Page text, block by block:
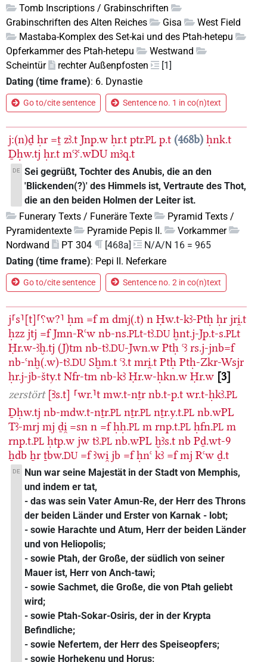
Tomb Inscriptions / Grabinschriften
Grabinschriften des Alten Reiches
Gisa
West Field
Mastaba-Komplex des Set-kai und des Ptah-hetepu
Opferkammer des Ptah-hetepu
Westwand
Scheintür
rechter Außenpfosten
[1]
Dating (time frame): 6. Dynastie
Go to/cite sentence Sentence no. 1 in co(n)text
j:(n)ḏ ḥr =ṯ zꜣ.t Jnp.w ḥr.t ptr.PL p.t 468b ḥnk.t
Ḏḥw.tj ḥr.t mꜥꜣꜥ.wDU mꜣq.t
DE
Sei gegrüßt, Tochter des Anubis, die an den
'Blickenden(?)' des Himmels ist, Vertraute des Thot,
die an den beiden Holmen der Leiter ist.
Funerary Texts / Funeräre Texte
Pyramid Texts /
Pyramidentexte
Pyramide Pepis II.
Vorkammer
Nordwand
PT 304 [468a]
N/A/N 16 = 965
Dating (time frame): Pepi II. Neferkare
Go to/cite sentence Sentence no. 2 in co(n)text
j⸢s⸣[t]⸢⸮w?⸣ ḥm =f m dmj(.t) n Ḥw.t-kꜣ-Ptḥ ḥr jri̯.t
ḥzz jtj =f Jmn-Rꜥw nb-ns.PLt-tꜣ.DU ḫnt.j-Jp.t-s.PLt
Ḥr.w-ꜣḫ.tj (J)tm nb-tꜣ.DU-Jwn.w Ptḥ ꜥꜣ rs.j-jnb=f
nb-ꜥnḫ(.w)-tꜣ.DU Sḫm.t ꜥꜣ.t mri̯.t Ptḥ Ptḥ-Zkr-Wsjr
ḥr.j-jb-šty.t Nfr-tm nb-kꜣ Ḥr.w-ḥkn.w Ḥr.w 3
zerstört [Ꜣs.t] ⸢wr.⸣t mw.t-nṯr nb.t-p.t wr.t-ḥkꜣ.PL
Ḏḥw.tj nb-mdw.t-nṯr.PL nṯr.PL nṯr.y.t.PL nb.wPL
Tꜣ-mrj mj ḏi̯ =sn n =f ḥḥ.PL m rnp.t.PL ḥfn.PL m
rnp.t.PL ḥtp.w jw tꜣ.PL nb.wPL ḫꜣs.t nb Pḏ.wt-9
ẖdb ẖr ṯbw.DU =f ꜣwi̯ jb =f ḥnꜥ kꜣ =f mj Rꜥw ḏ.t
DE
Nun war seine Majestät in der Stadt von Memphis,
und indem er tat,
- das was sein Vater Amun-Re, der Herr des Throns
der beiden Länder und Erster von Karnak - lobt;
- sowie Harachte und Atum, Herr der beiden Länder
und von Heliopolis;
- sowie Ptah, der Große, der südlich von seiner
Mauer ist, Herr von Anch-tawi;
- sowie Sachmet, die Große, die von Ptah geliebt
wird;
- sowie Ptah-Sokar-Osiris, der in der Krypta
Befindliche;
- sowie Nefertem, der Herr des Speiseopfers;
- sowie Horhekenu und Horus;